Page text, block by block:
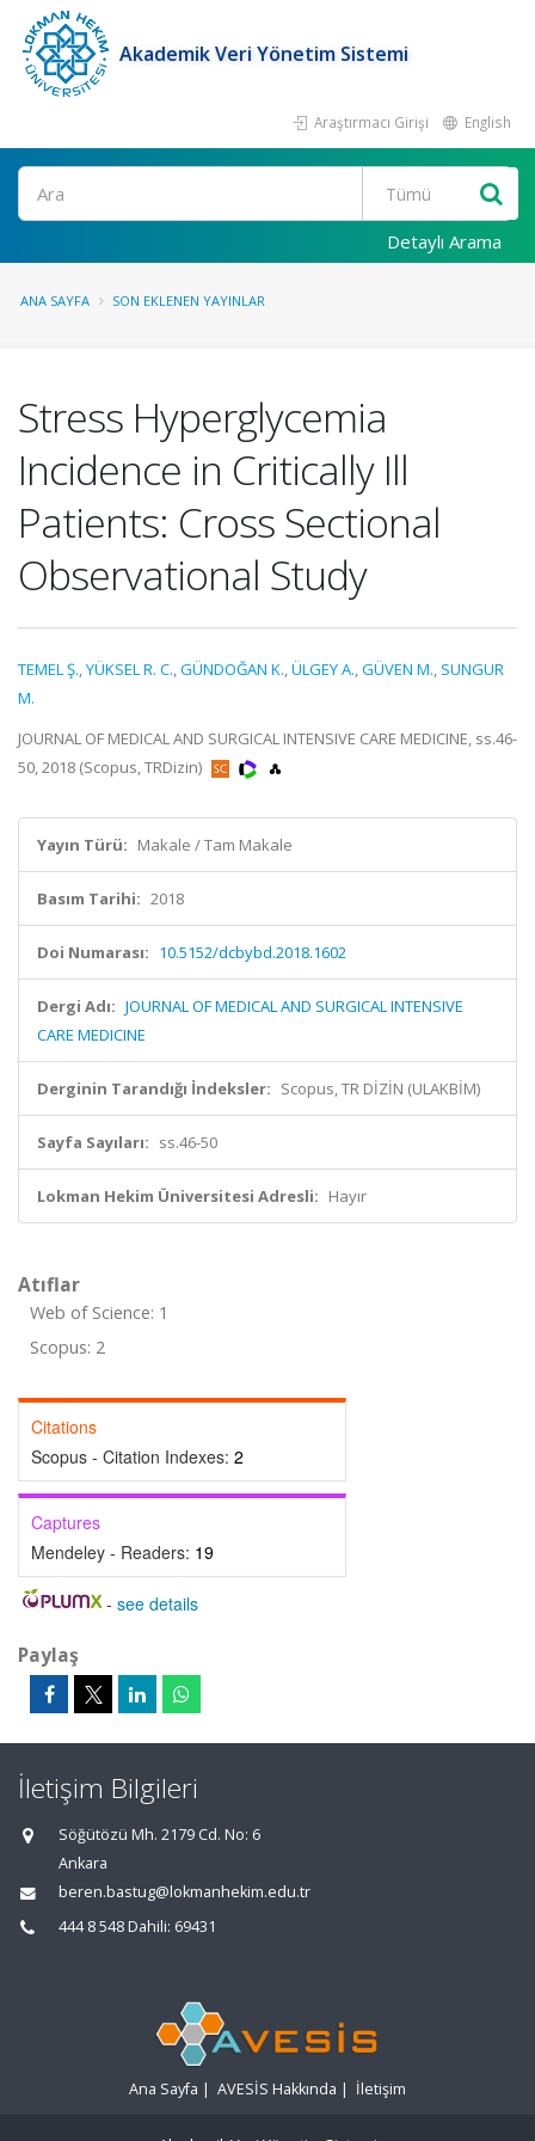
Akademik Veri Yönetim Sistemi
Araştırmacı Girişi English
Ara
Detaylı Arama
ANA SAYFA SON EKLENEN YAYINLAR
Stress Hyperglycemia
Incidence in Critically Ill
Patients: Cross Sectional
Observational Study
TEMEL Ş.,YÜKSEL R. C.,GÜNDOĞAN K.,ÜLGEY A.,GÜVEN M., SUNGUR
M.
JOURNAL OF MEDICAL AND SURGICAL INTENSIVE CARE MEDICINE, ss.46-
50, 2018 (Scopus, TRDizin)
Yayın Türü: Makale / Tam Makale
Basım Tarihi: 2018
Doi Numarası: 10.5152/dcbybd.2018.1602
Dergi Adı: JOURNAL OF MEDICAL AND SURGICAL INTENSIVE
CARE MEDICINE
Derginin Tarandığı İndeksler: Scopus, TR DİZİN (ULAKBİM)
Sayfa Sayıları: ss.46-50
Lokman Hekim Üniversitesi Adresli: Hayır
Atıflar
Web of Science: 1
Scopus: 2
Citations
Scopus - Citation Indexes: 2
Captures
Mendeley - Readers: 19
- see details
Paylaş
İletişim Bilgileri
Söğütözü Mh. 2179 Cd. No: 6
Ankara
beren.bastug@lokmanhekim.edu.tr
444 8 548 Dahili: 69431
Ana Sayfa | AVESİS Hakkında | İletişim